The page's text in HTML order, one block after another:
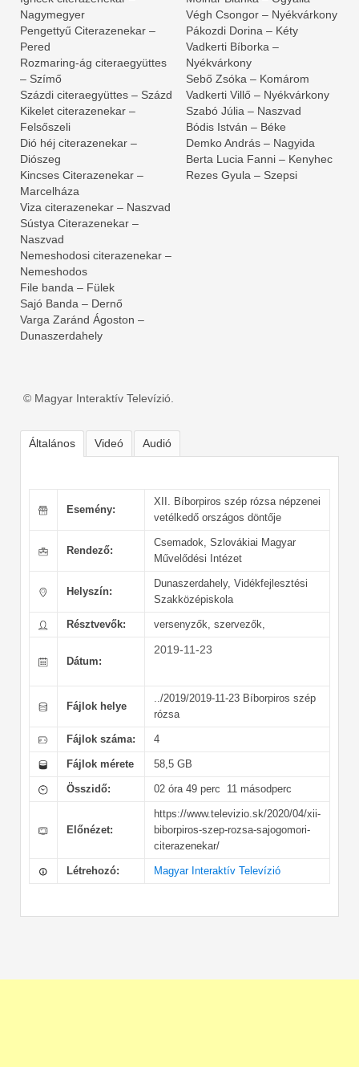
Nagymegyer
Pengettyű Citerazenekar –
Pered
Rozmaring-ág citeraegyüttes
– Szímő
Százdi citeraegyüttes – Százd
Kikelet citerazenekar –
Felsőszeli
Dió héj citerazenekar –
Diószeg
Kincses Citerazenekar –
Marcelháza
Viza citerazenekar – Naszvad
Sústya Citerazenekar –
Naszvad
Nemeshodosi citerazenekar –
Nemeshodos
File banda – Fülek
Sajó Banda – Dernő
Varga Zaránd Ágoston –
Dunaszerdahely
Végh Csongor – Nyékvárkony
Pákozdi Dorina – Kéty
Vadkerti Bíborka –
Nyékvárkony
Sebő Zsóka – Komárom
Vadkerti Villő – Nyékvárkony
Szabó Júlia – Naszvad
Bódis István – Béke
Demko András – Nagyida
Berta Lucia Fanni – Kenyhec
Rezes Gyula – Szepsi
© Magyar Interaktív Televízió.
Általános Videó Audió
Esemény:
XII. Bíborpiros szép rózsa népzenei
vetélkedő országos döntője
Rendező:
Csemadok, Szlovákiai Magyar
Művelődési Intézet
Helyszín:
Dunaszerdahely, Vidékfejlesztési
Szakközépiskola
Résztvevők: versenyzők, szervezők,
Dátum:
2019-11-23
Fájlok helye
../2019/2019-11-23 Bíborpiros szép
rózsa
Fájlok száma: 4
Fájlok mérete 58,5 GB
Összidő: 02 óra 49 perc 11 másodperc
Előnézet:
https://www.televizio.sk/2020/04/xii-
biborpiros-szep-rozsa-sajogomori-
citerazenekar/
Létrehozó: Magyar Interaktív Televízió